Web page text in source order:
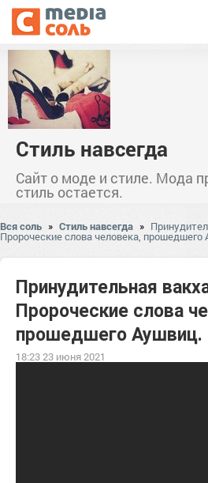
Стиль навсегда
Сайт о моде и стиле. Мода
стиль остается.
Вся соль » Стиль навсегда »
Пророческие слова человека, прошедшего
Принудительная
Пророческие слова
прошедшего Аушвиц.
18:23 23 июня 2021